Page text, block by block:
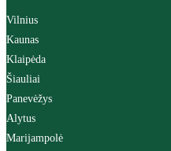
Vilnius
Kaunas
Klaipėda
Šiauliai
Panevėžys
Alytus
Marijampolė